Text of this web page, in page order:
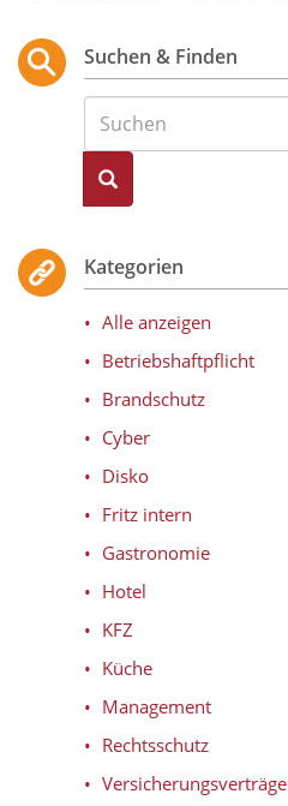
Suchen & Finden
Suche
Kategorien
Alle anzeigen
Betriebshaftpflicht
Brandschutz
Cyber
Disko
Fritz intern
Gastronomie
Hotel
KFZ
Küche
Management
Rechtsschutz
Versicherungsverträge